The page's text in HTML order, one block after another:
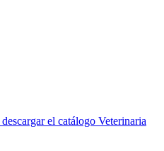
descargar el catálogo Veterinaria